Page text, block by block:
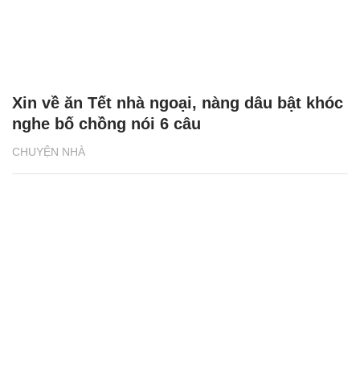
CHUYỆN NHÀ
Xin về ăn Tết nhà ngoại, nàng dâu bật khóc
nghe bố chồng nói 6 câu